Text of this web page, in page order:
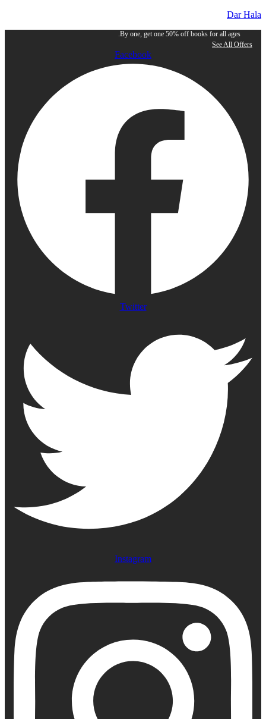
Dar Hala
By one, get one 50% off books for all ages.
See All Offers
Facebook
Twitter
Instagram